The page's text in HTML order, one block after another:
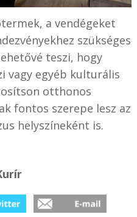
a vendégeket
szükséges
teszi, hogy
vagy egyéb kulturális
otthonos
fontos szerepe lesz az
helyszíneként is.